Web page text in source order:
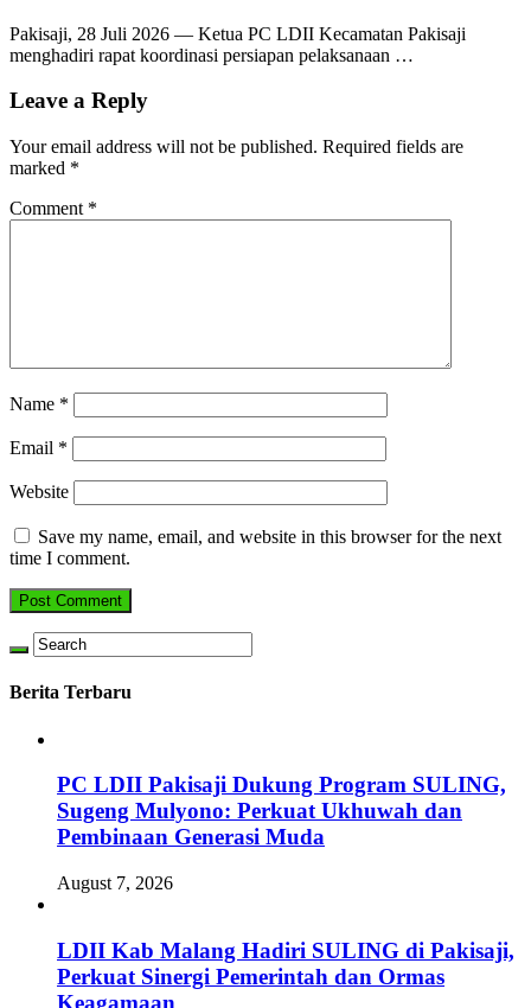
Pakisaji, 28 Juli 2026 — Ketua PC LDII Kecamatan Pakisaji
menghadiri rapat koordinasi persiapan pelaksanaan …
Leave a Reply
Your email address will not be published. Required fields are
marked *
Comment *
Name *
Email *
Website
Save my name, email, and website in this browser for the next
time I comment.
Berita Terbaru
PC LDII Pakisaji Dukung Program SULING,
Sugeng Mulyono: Perkuat Ukhuwah dan
Pembinaan Generasi Muda
August 7, 2026
LDII Kab Malang Hadiri SULING di Pakisaji,
Perkuat Sinergi Pemerintah dan Ormas
Keagamaan